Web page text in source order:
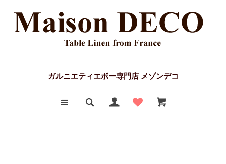
ガルニエティエボー専門店 メゾンデコ